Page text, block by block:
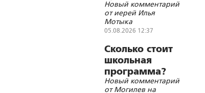
Новый комментарий
от иерей Илья
Мотыка
05.08.2026 12:37
Сколько стоит
школьная
программа?
Новый комментарий
от Могилев на